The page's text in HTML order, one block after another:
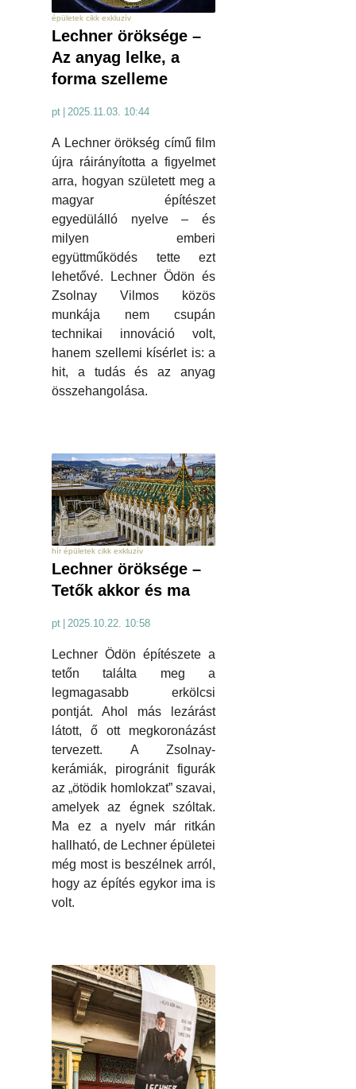
épületek cikk exkluzív
Lechner öröksége –
Az anyag lelke, a
forma szelleme
pt 2025.11.03. 10:44
A Lechner örökség című film
újra ráirányította a figyelmet
arra, hogyan született meg a
magyar építészet
egyedülálló nyelve – és
milyen emberi
együttműködés tette ezt
lehetővé. Lechner Ödön és
Zsolnay Vilmos közös
munkája nem csupán
technikai innováció volt,
hanem szellemi kísérlet is: a
hit, a tudás és az anyag
összehangolása.
hír épületek cikk exkluzív
Lechner öröksége –
Tetők akkor és ma
pt 2025.10.22. 10:58
Lechner Ödön építészete a
tetőn találta meg a
legmagasabb erkölcsi
pontját. Ahol más lezárást
látott, ő ott megkoronázást
tervezett. A Zsolnay-
kerámiák, pirogránit figurák
az „ötödik homlokzat” szavai,
amelyek az égnek szóltak.
Ma ez a nyelv már ritkán
hallható, de Lechner épületei
még most is beszélnek arról,
hogy az építés egykor ima is
volt.